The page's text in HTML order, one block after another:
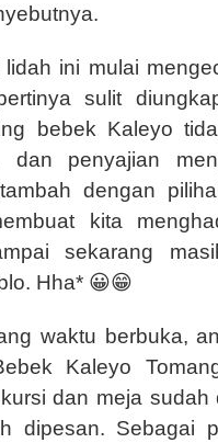
lidah ini mulai
sulit
bebek Kaleyo
dan penyajian
dengan
kita
sekarang
Hha* 😀😁
waktu berbuka,
Kaleyo
dan meja sudah
dipesan. Sebagai